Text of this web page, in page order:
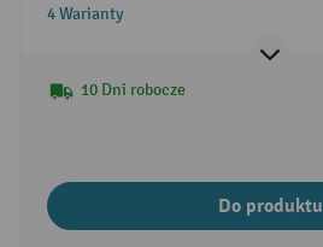
4 Warianty
10 Dni robocze
Do produktu